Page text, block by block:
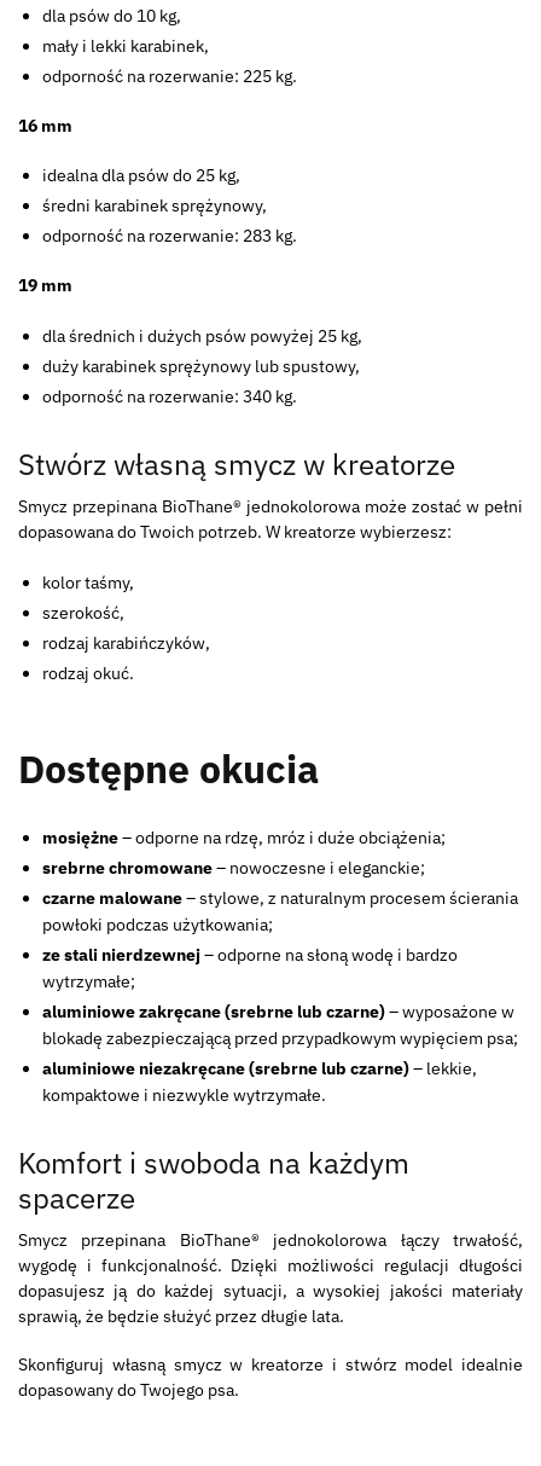
dla psów do 10 kg,
mały i lekki karabinek,
odporność na rozerwanie: 225 kg.
16 mm
idealna dla psów do 25 kg,
średni karabinek sprężynowy,
odporność na rozerwanie: 283 kg.
19 mm
dla średnich i dużych psów powyżej 25 kg,
duży karabinek sprężynowy lub spustowy,
odporność na rozerwanie: 340 kg.
Stwórz własną smycz w kreatorze
Smycz przepinana BioThane® jednokolorowa może zostać w pełni
dopasowana do Twoich potrzeb. W kreatorze wybierzesz:
kolor taśmy,
szerokość,
rodzaj karabińczyków,
rodzaj okuć.
Dostępne okucia
mosiężne– odporne na rdzę, mróz i duże obciążenia;
srebrne chromowane– nowoczesne i eleganckie;
czarne malowane– stylowe, z naturalnym procesem ścierania
powłoki podczas użytkowania;
ze stali nierdzewnej– odporne na słoną wodę i bardzo
wytrzymałe;
aluminiowe zakręcane (srebrne lub czarne)– wyposażone w
blokadę zabezpieczającą przed przypadkowym wypięciem psa;
aluminiowe niezakręcane (srebrne lub czarne)– lekkie,
kompaktowe i niezwykle wytrzymałe.
Komfort i swoboda na każdym
spacerze
Smycz przepinana BioThane® jednokolorowa łączy trwałość,
wygodę i funkcjonalność. Dzięki możliwości regulacji długości
dopasujesz ją do każdej sytuacji, a wysokiej jakości materiały
sprawią, że będzie służyć przez długie lata.
Skonfiguruj własną smycz w kreatorze i stwórz model idealnie
dopasowany do Twojego psa.